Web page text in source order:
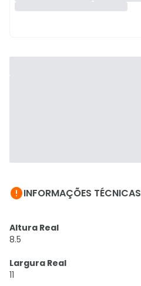
INFORMAÇÕES TÉCNICAS
Altura Real
8.5
Largura Real
11